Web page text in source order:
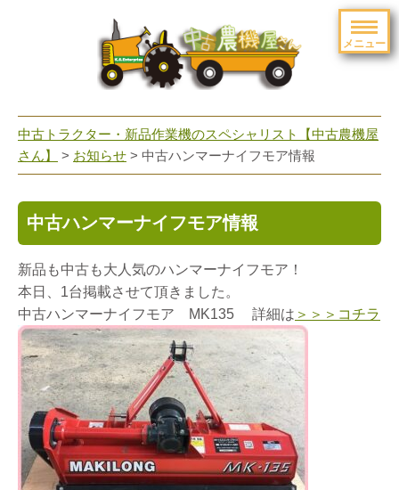
メニュー
navigation
中古トラクター・新品作業機のスペシャリスト【中古農機屋
さん】
> お知らせ > 中古ハンマーナイフモア情報
中古ハンマーナイフモア情報
新品も中古も大人気のハンマーナイフモア！
本日、1台掲載させて頂きました。
中古ハンマーナイフモア MK135 詳細は ＞＞＞コチラ